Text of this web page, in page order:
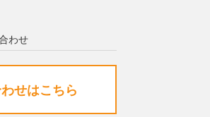
わせ
せはこちら